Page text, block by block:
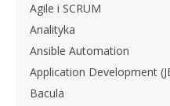
Agile i SCRUM
Analityka
Ansible Automation
Application Development
Bacula